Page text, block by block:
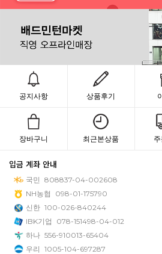
공지사항 상품후기
장바구니 최근본상품
입금 계좌 안내
국민 808837-04-002608
NH농협
098-01-175790
신한 100-026-840244
IBK기업
078-151498-04-012
하나 556-910013-65404
우리 1005-104-697287